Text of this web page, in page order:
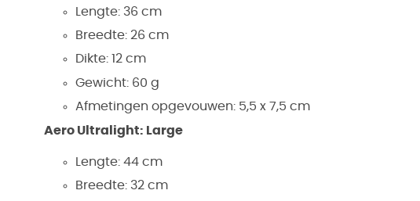
Lengte: 36 cm
Breedte: 26 cm
Dikte: 12 cm
Gewicht: 60 g
Afmetingen opgevouwen: 5,5 x 7,5 cm
Aero Ultralight: Large
Lengte: 44 cm
Breedte: 32 cm